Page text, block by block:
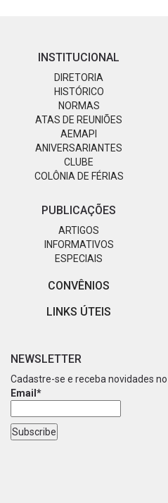
INSTITUCIONAL
DIRETORIA
HISTÓRICO
NORMAS
ATAS DE REUNIÕES
AEMAPI
ANIVERSARIANTES
CLUBE
COLÔNIA DE FÉRIAS
PUBLICAÇÕES
ARTIGOS
INFORMATIVOS
ESPECIAIS
CONVÊNIOS
LINKS ÚTEIS
NEWSLETTER
Cadastre-se e receba novidades no
Email*